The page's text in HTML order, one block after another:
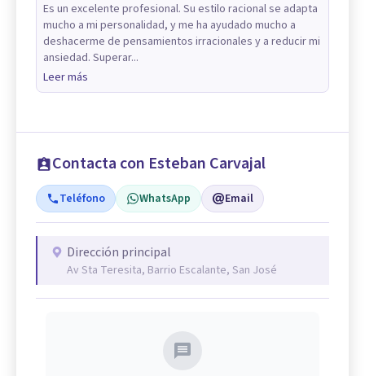
Es un excelente profesional. Su estilo racional se adapta
mucho a mi personalidad, y me ha ayudado mucho a
deshacerme de pensamientos irracionales y a reducir mi
ansiedad. Superar...
Leer más
Contacta con Esteban Carvajal
Teléfono WhatsApp Email
Dirección principal
Av Sta Teresita, Barrio Escalante, San José